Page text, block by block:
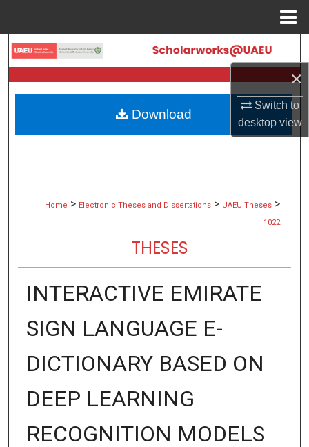
×
Switch to
desktopview
Search
Browse Collections
My Account
Home > Electronic Theses and Dissertations > UAEU Theses >
1022
THESES
INTERACTIVE EMIRATE
SIGN LANGUAGE E-
DICTIONARY BASED ON
DEEP LEARNING
RECOGNITION MODELS
Download